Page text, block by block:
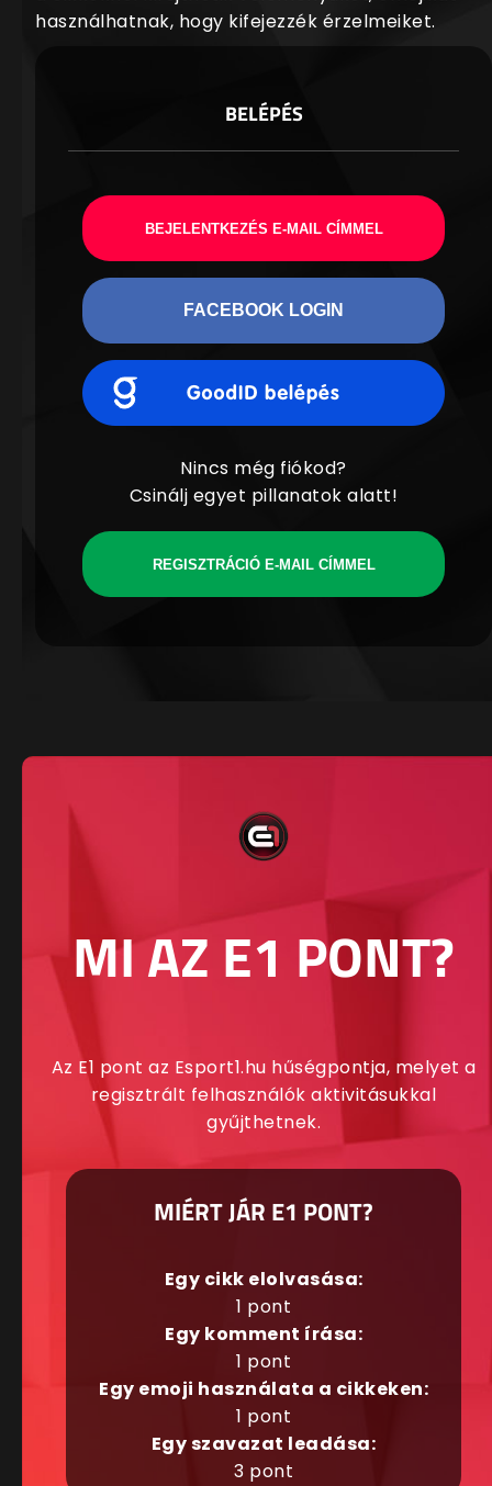
használhatnak, hogy kifejezzék érzelmeiket.
BELÉPÉS
BEJELENTKEZÉS E-MAIL CÍMMEL
FACEBOOK LOGIN
Nincs még fiókod?
Csinálj egyet pillanatok alatt!
REGISZTRÁCIÓ E-MAIL CÍMMEL
MI AZ E1 PONT?
Az E1 pont az Esport1.hu hűségpontja, melyet a
regisztrált felhasználók aktivitásukkal
gyűjthetnek.
MIÉRT JÁR E1 PONT?
Egy cikk elolvasása:
1 pont
Egy komment írása:
1 pont
Egy emoji használata a cikkeken:
1 pont
Egy szavazat leadása:
3 pont